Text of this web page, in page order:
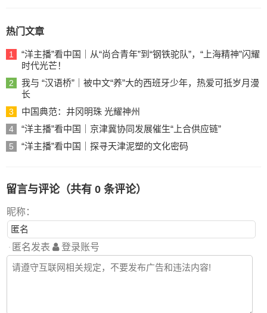
热门文章
1
“洋主播”看中国｜从“尚合青年”到“钢铁驼队”，“上海精神”闪耀
时代光芒！
2
我与 “汉语桥”｜被中文“养”大的西班牙少年，热爱可抵岁月漫
长
3 中国典范：井冈明珠 光耀神州
4 “洋主播”看中国｜京津冀协同发展催生“上合供应链”
5 “洋主播”看中国｜探寻天津泥塑的文化密码
留言与评论（共有 0 条评论）
昵称：
匿名发表 登录账号